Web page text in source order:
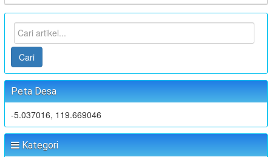
Cari
Peta Desa
-5.037016, 119.669046
Kategori